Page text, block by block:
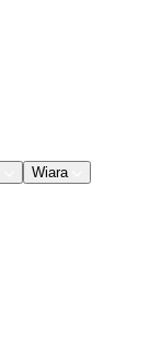
Wiara